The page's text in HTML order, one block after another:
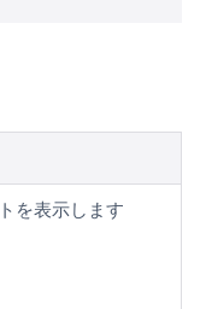
を表示します